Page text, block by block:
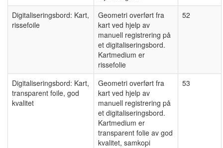
Digitaliseringsbord: Kart,
rissefoile
Geometri overført fra
kart ved hjelp av
manuell registrering på
et digitaliseringsbord.
Kartmedium er
rissefolie
52
Digitaliseringsbord: Kart,
transparent foile, god
kvalitet
Geometri overført fra
kart ved hjelp av
manuell registrering på
et digitaliseringsbord.
Kartmedium er
transparent folie av god
kvalitet, samkopi
53